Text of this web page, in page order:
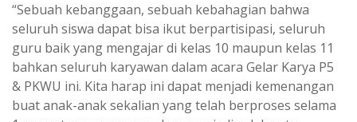
“Sebuah kebanggaan, sebuah kebahagian bahwa
seluruh siswa dapat bisa ikut berpartisipasi, seluruh
guru baik yang mengajar di kelas 10 maupun kelas 11
bahkan seluruh karyawan dalam acara Gelar Karya P5
& PKWU ini. Kita harap ini dapat menjadi kemenangan
buat anak-anak sekalian yang telah berproses selama